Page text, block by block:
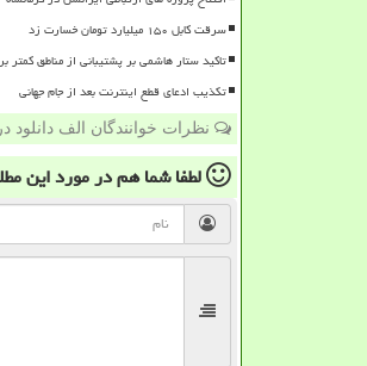
سرقت کابل ۱۵۰ میلیارد تومان خسارت زد
تاکید ستار هاشمی بر پشتیبانی از مناطق کمتر
تکذیب ادعای قطع اینترنت بعد از جام جهانی
نظرات خوانندگان الف
لطفا شما همدر مورد این